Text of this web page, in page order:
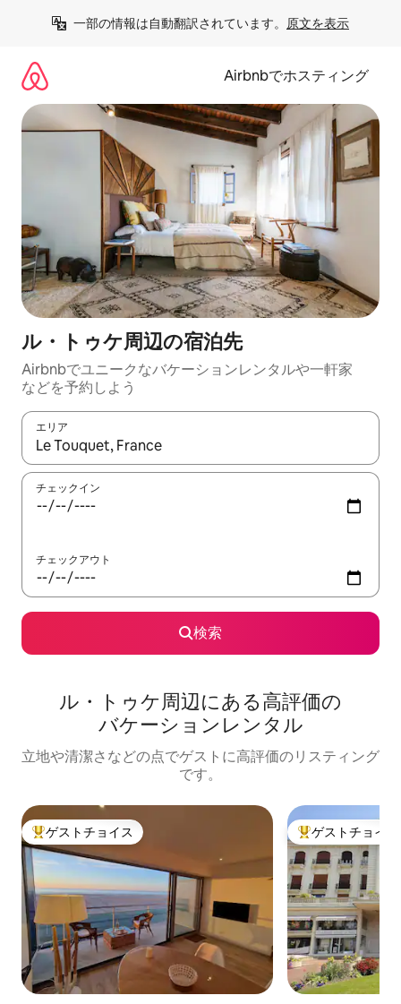
一部の情報は自動翻訳されています。 原文を表示
Airbnbでホスティング
ル・トゥケ⁠周⁠辺⁠の宿⁠泊⁠先
Airbnbでユニークなバ⁠ケ⁠ー⁠シ⁠ョ⁠ンレ⁠ン⁠タ⁠ルや一⁠軒⁠家
な⁠ど⁠を予⁠約⁠し⁠よ⁠う
エリア
検索結果が表示されたら、上下の矢印キーを使って移動するか
チェックイン
チェックアウト
検索
ル・トゥケ⁠周⁠辺⁠に⁠あ⁠る高⁠評⁠価⁠の
バ⁠ケ⁠ー⁠シ⁠ョ⁠ン⁠レ⁠ン⁠タ⁠ル
立地や清潔さなどの点でゲストに高評価のリスティング
です。
大好評のゲストチョイスです。
ゲストチョイス 大好評のゲスト
ゲストチョイス